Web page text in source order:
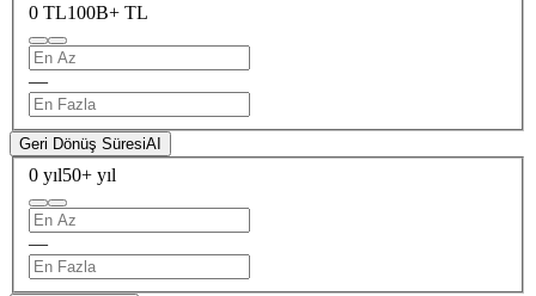
0 TL100B+ TL
—
Geri Dönüş SüresiAI
0 yıl50+ yıl
—